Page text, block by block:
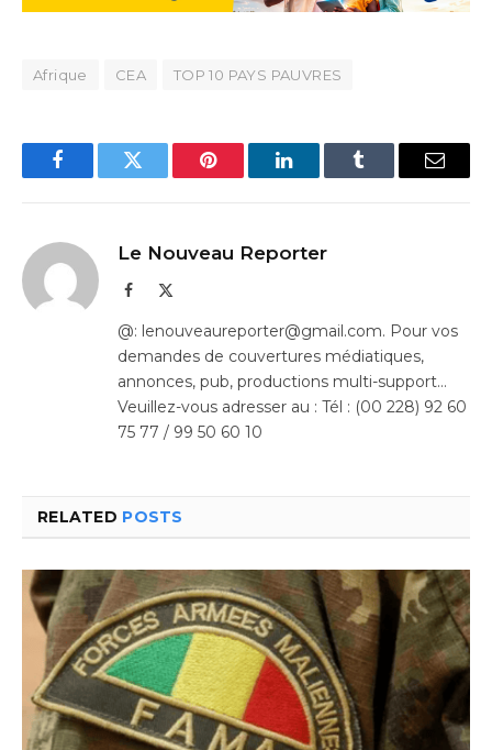
Afrique CEA TOP 10 PAYS PAUVRES
FacebookTwitter Pinterest LinkedInTumblr Email
Le Nouveau Reporter
Facebook
@: lenouveaureporter@gmail.com. Pour vos
demandes de couvertures médiatiques,
annonces, pub, productions multi-support…
Veuillez-vous adresser au : Tél : (00 228) 92 60
75 77 / 99 50 60 10
RELATED POSTS